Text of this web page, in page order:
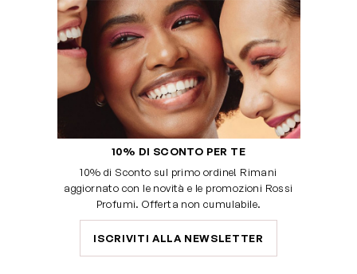
10% DI SCONTO PER TE
10% di Sconto sul primo ordine! Rimani
aggiornato con le novità e le promozioni Rossi
Profumi. Offerta non cumulabile.
ISCRIVITI ALLA NEWSLETTER